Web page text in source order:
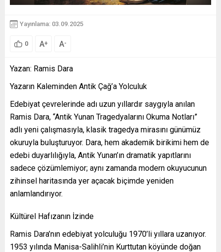
Yayınlama: 03.09.2025
0 A+ A-
Yazan: Ramis Dara
Yazarın Kaleminden Antik Çağ’a Yolculuk
Edebiyat çevrelerinde adı uzun yıllardır saygıyla anılan
Ramis Dara, “Antik Yunan Tragedyalarını Okuma Notları”
adlı yeni çalışmasıyla, klasik tragedya mirasını günümüz
okuruyla buluşturuyor. Dara, hem akademik birikimi hem de
edebi duyarlılığıyla, Antik Yunan’ın dramatik yapıtlarını
sadece çözümlemiyor; aynı zamanda modern okuyucunun
zihinsel haritasında yer açacak biçimde yeniden
anlamlandırıyor.
Kültürel Hafızanın İzinde
Ramis Dara’nın edebiyat yolculuğu 1970’li yıllara uzanıyor.
1953 yılında Manisa-Salihli’nin Kurttutan köyünde doğan